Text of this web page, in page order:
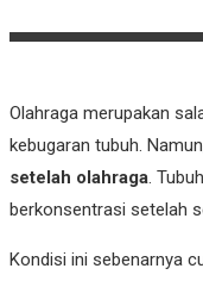
Olahraga merupakan
kebugaran tubuh.
setelah olahraga.
berkonsentrasi setelah
Kondisi ini sebenarnya